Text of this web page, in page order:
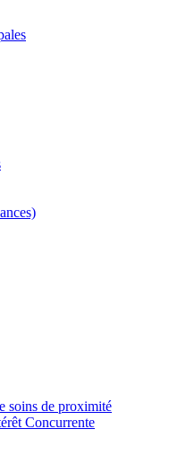
soins de proximité
Concurrente